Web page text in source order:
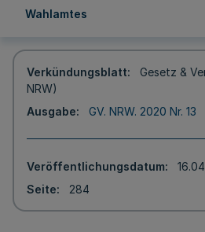
Wahlamtes
Verkündungsblatt
Gesetz &
NRW)
Ausgabe
GV. NRW. 2020 Nr. 13
Veröffentlichungsdatum
Seite
284